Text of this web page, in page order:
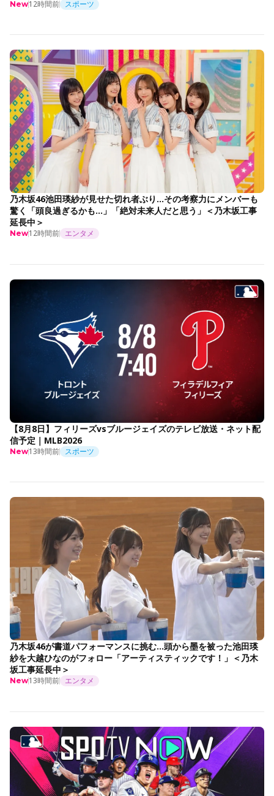
New12時間前 スポーツ
乃木坂46池田瑛紗が見せた切れ者ぶり…その考察力にメンバーも
驚く「頭良過ぎるかも…」「絶対未来人だと思う」＜乃木坂工事
延長中＞
New12時間前 エンタメ
【8月8日】フィリーズvsブルージェイズのテレビ放送・ネット配
信予定｜MLB2026
New13時間前 スポーツ
乃木坂46が書道パフォーマンスに挑む…頭から墨を被った池田瑛
紗を大越ひなのがフォロー「アーティスティックです！」＜乃木
坂工事延長中＞
New13時間前 エンタメ